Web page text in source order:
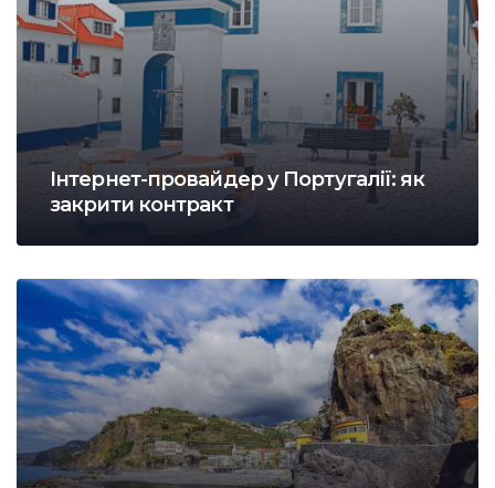
Інтернет-провайдер у Португалії: як
закрити контракт